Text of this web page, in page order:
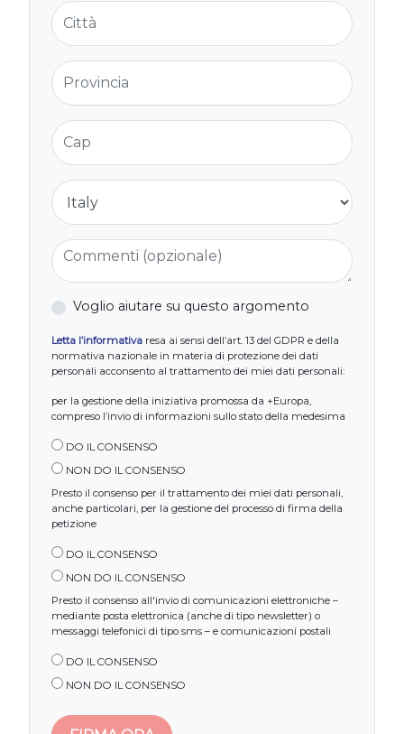
Città
Provincia
Cap
Nazione
Commenti (opzionale)
Voglio aiutare su questo argomento
Letta l’informativa resa ai sensi dell’art. 13 del GDPR e della
normativa nazionale in materia di protezione dei dati
personali acconsento al trattamento dei miei dati personali:
per la gestione della iniziativa promossa da +Europa,
compreso l’invio di informazioni sullo stato della medesima
DO IL CONSENSO
NON DO IL CONSENSO
Presto il consenso per il trattamento dei miei dati personali,
anche particolari, per la gestione del processo di firma della
petizione
DO IL CONSENSO
NON DO IL CONSENSO
Presto il consenso all'invio di comunicazioni elettroniche –
mediante posta elettronica (anche di tipo newsletter) o
messaggi telefonici di tipo sms – e comunicazioni postali
DO IL CONSENSO
NON DO IL CONSENSO